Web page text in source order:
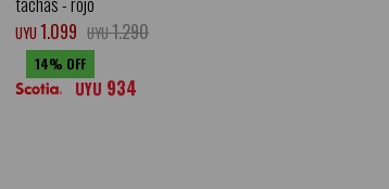
UYU 1.099 UYU1.290
14
UYU 934